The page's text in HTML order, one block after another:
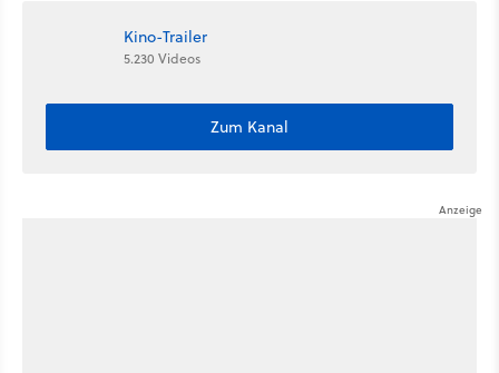
Kino-Trailer
5.230 Videos
Zum Kanal